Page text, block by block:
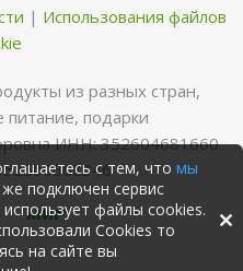
| Использования файлов
из разных стран,
питание, пoдарки
ИНН: 352604681660
с тем, что мы
же подключен сервис
файлы cookies.
Cookies то
на сайте вы